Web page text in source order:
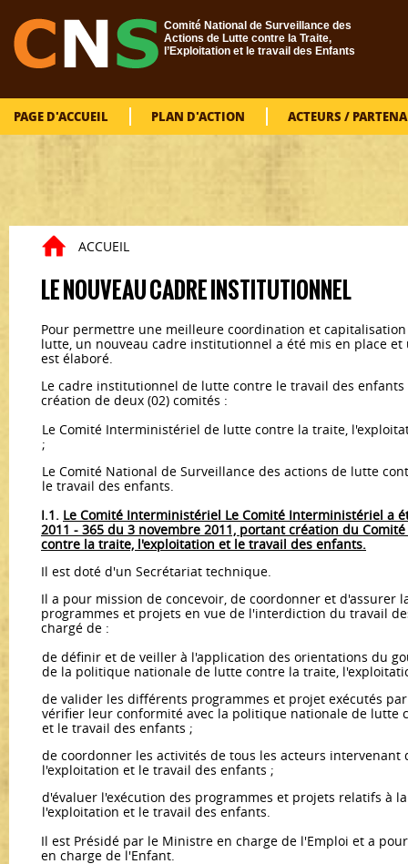
Comité National de Surveillance des
Actions de Lutte contre la Traite,
l’Exploitation et le travail des Enfants
PAGE D'ACCUEIL PLAN D'ACTION ACTEURS /
Vous êtes ici
ACCUEIL
LE NOUVEAU CADRE INSTITUTIONNEL
Pour permettre une meilleure coordination et
lutte, un nouveau cadre institutionnel a été mis en place
est élaboré.
Le cadre institutionnel de lutte contre le travail des
création de deux (02) comités :
Le Comité Interministériel de lutte contre la traite,
;
Le Comité National de Surveillance des actions de lutte
le travail des enfants.
I.1. Le Comité Interministériel Le Comité Interministériel a
2011 - 365 du 3 novembre 2011, portant création du
contre la traite, l'exploitation et le travail des enfants.
Il est doté d'un Secrétariat technique.
Il a pour mission de concevoir, de coordonner et d'assurer
programmes et projets en vue de l'interdiction du travail
chargé de :
de définir et de veiller à l'application des orientations du
de la politique nationale de lutte contre la traite,
de valider les différents programmes et projet exécutés
vérifier leur conformité avec la politique nationale de lutte
et le travail des en­fants ;
de coordonner les activités de tous les acteurs
l'ex­ploitation et le travail des enfants ;
d'évaluer l'exécution des programmes et projets relatifs à
l'exploita­tion et le travail des enfants.
Il est Présidé par le Ministre en charge de l'Emploi et a
en charge de l'Enfant.